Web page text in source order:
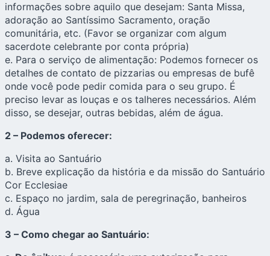
informações sobre aquilo que desejam: Santa Missa,
adoração ao Santíssimo Sacramento, oração
comunitária, etc. (Favor se organizar com algum
sacerdote celebrante por conta própria)
e. Para o serviço de alimentação: Podemos fornecer os
detalhes de contato de pizzarias ou empresas de bufê
onde você pode pedir comida para o seu grupo. É
preciso levar as louças e os talheres necessários. Além
disso, se desejar, outras bebidas, além de água.
2 – Podemos oferecer:
a. Visita ao Santuário
b. Breve explicação da história e da missão do Santuário
Cor Ecclesiae
c. Espaço no jardim, sala de peregrinação, banheiros
d. Água
3 – Como chegar ao Santuário: